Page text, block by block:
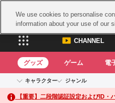
CHANNEL
CHANNEL
グッズ ゲーム 電
キャラクター
アイドルマスター
ジャンル
イベン
【重要】二段階認証設定およびID・
We use cookies to personalise
information about your use of our